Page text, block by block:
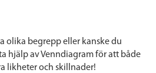
olika begrepp eller kanske du
hjälp av Venndiagram för att både
likheter och skillnader!